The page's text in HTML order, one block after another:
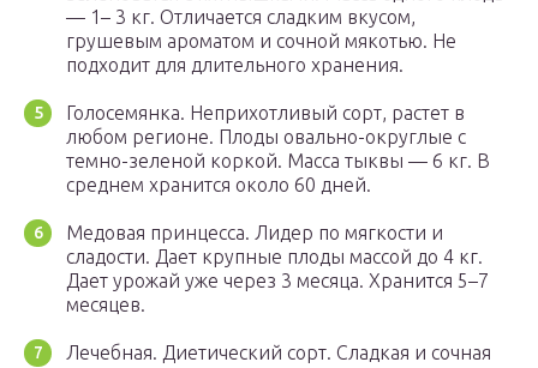
— 1– 3 кг. Отличается сладким вкусом,
грушевым ароматом и сочной мякотью. Не
подходит для длительного хранения.
Голосемянка. Неприхотливый сорт, растет в
любом регионе. Плоды овально-округлые с
темно-зеленой коркой. Масса тыквы — 6 кг. В
среднем хранится около 60 дней.
Медовая принцесса. Лидер по мягкости и
сладости. Дает крупные плоды массой до 4 кг.
Дает урожай уже через 3 месяца. Хранится 5–7
месяцев.
Лечебная. Диетический сорт. Сладкая и сочная